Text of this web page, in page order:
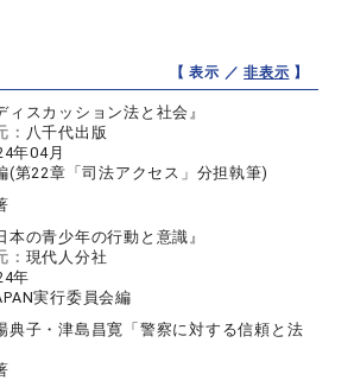
【 表示 ／非表示 】
ィスカッション法と社会』
： 八千代出版
年04月
(第22章「司法アクセス」分担執筆)
本の青少年の行動と意識』
： 現代人分社
年
実行委員会編
典子・津島昌寛「警察に対する信頼と法